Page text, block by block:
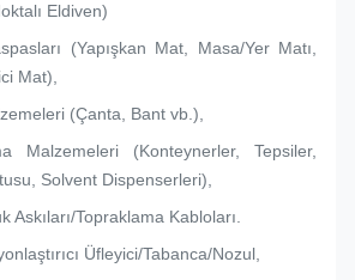
Eldiven)
(Yapışkan Mat, Masa/Yer Matı,
Mat),
(Çanta, Bant vb.),
Malzemeleri (Konteynerler, Tepsiler,
Solvent Dispenserleri),
Askıları/Topraklama Kabloları.
Üfleyici/Tabanca/Nozul,